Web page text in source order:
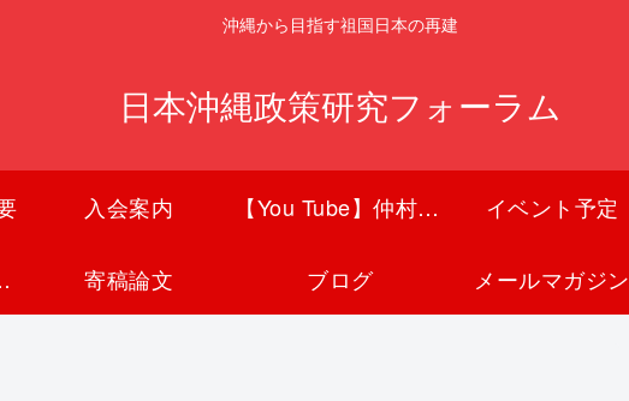
沖縄から目指す祖国日本の再建
日本沖縄政策研究フォーラム
入会案内 【You Tube】仲村覚チャンネル イベント予定
日本を救う〜」 寄稿論文 ブログ メールマガジン